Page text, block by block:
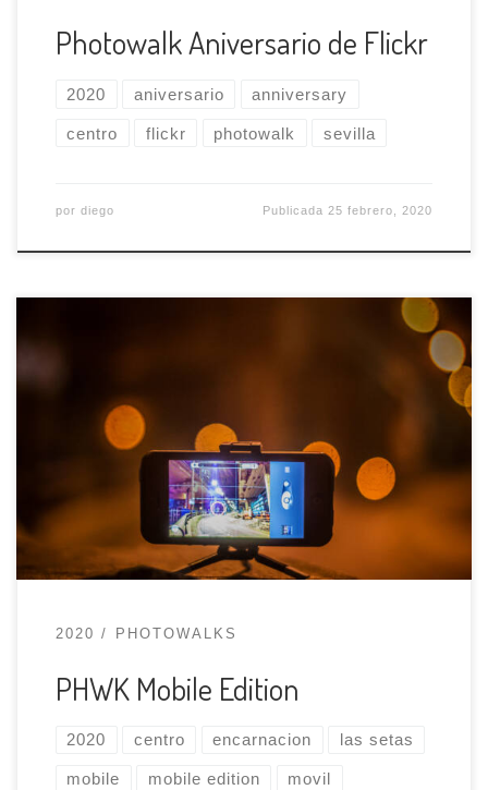
Photowalk Aniversario de Flickr
2020 aniversario anniversary
centro flickr photowalk sevilla
por diego Publicada 25 febrero, 2020
El próximo PHWK va a ser bastante más
vamos a dejar nuestras queridas, veneradas
cámaras réflex en casa y vamos a hacer
fotografías con los móviles. ¡Sólo con los
móviles! Si, exacto, vamos a salir del confort que
nos brindan nuestras cámaras con todas […]
2020 PHOTOWALKS
PHWK Mobile Edition
2020 centro encarnacion las setas
mobile mobile edition movil